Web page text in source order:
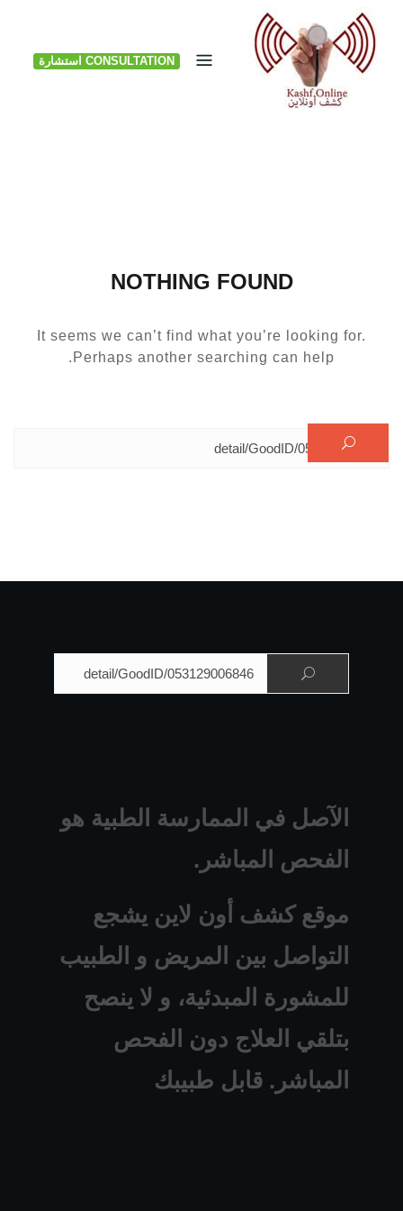
Skip
content
CONSULTATION استشارة
NOTHING FOUND
It seems we can’t find what you’re looking for.
Perhaps another searching can help.
البحث عن:
الآصل في الممارسة الطبية هو
الفحص المباشر.
موقع كشف أون لاين يشجع
التواصل بين المريض و الطبيب
للمشورة المبدئية، و لا ينصح
بتلقي العلاج دون الفحص
المباشر. قابل طبيبك